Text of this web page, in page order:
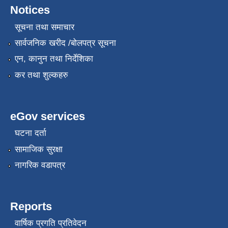
Notices
सूचना तथा समाचार
सार्वजनिक खरीद /बोलपत्र सूचना
एन, कानुन तथा निर्देशिका
कर तथा शुल्कहरु
eGov services
घटना दर्ता
सामाजिक सुरक्षा
नागरिक वडापत्र
Reports
वार्षिक प्रगति प्रतिवेदन